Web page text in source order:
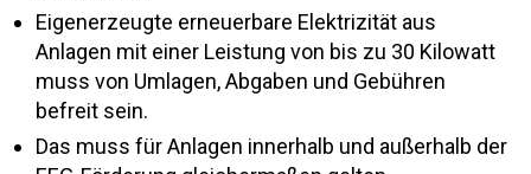
Eigenerzeugte erneuerbare Elektrizität aus
Anlagen mit einer Leistung von bis zu 30 Kilowatt
muss von Umlagen, Abgaben und Gebühren
befreit sein.
Das muss für Anlagen innerhalb und außerhalb der